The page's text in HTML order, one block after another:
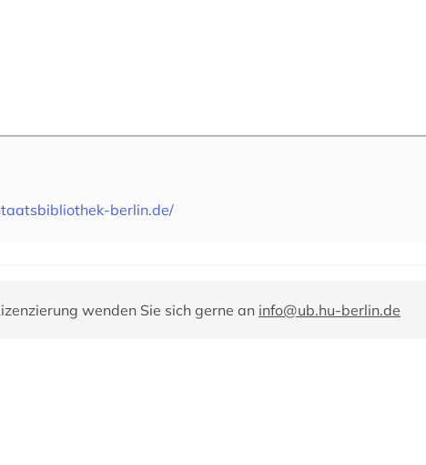
berlin.de/
wenden Sie sich gerne an info@ub.hu-berlin.de